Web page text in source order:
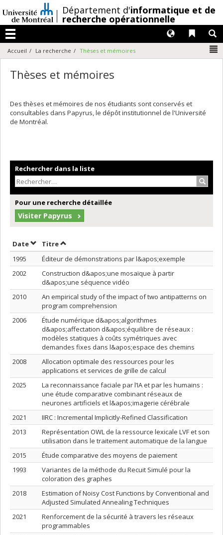
au
contenu
/Département d'informatique et de
recherche opérationnelle
Menu
Liens
Langues
Accueil La recherche Thèses et mémoires
Thèses et mémoires
Des thèses et mémoires de nos étudiants sont conservés et
consultables dans Papyrus, le dépôt institutionnel de l'Université
de Montréal.
Rechercher dans la liste
Pour une recherche détaillée
Visiter Papyrus
DateTrier par date en ordre croissant
TitreTrier par titre en ordre croissant
1995
Éditeur de démonstrations par l&apos;exemple
2002
Construction d&apos;une mosaïque à partir
d&apos;une séquence vidéo
2010
An empirical study of the impact of two antipatterns on
program comprehension
2006
Étude numérique d&apos;algorithmes
d&apos;affectation d&apos;équilibre de réseaux :
modèles statiques à coûts symétriques avec
demandes fixes dans l&apos;espace des chemins
2008
Allocation optimale des ressources pour les
applications et services de grille de calcul
2025
La reconnaissance faciale par l’IA et par les humains :
une étude comparative combinant réseaux de
neurones artificiels et l&apos;imagerie cérébrale
2021
IIRC : Incremental Implicitly-Refined Classification
2013
Représentation OWL de la ressource lexicale LVF et son
utilisation dans le traitement automatique de la langue
2015
Étude comparative des moyens de paiement
1993
Variantes de la méthode du Recuit Simulé pour la
coloration des graphes
2018
Estimation of Noisy Cost Functions by Conventional and
Adjusted Simulated Annealing Techniques
2021
Renforcement de la sécurité à travers les réseaux
programmables